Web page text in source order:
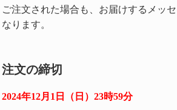
ご注文された場合も、お届けするメッ
なります。
注文の締切
2024年12月1日（日）23時59分